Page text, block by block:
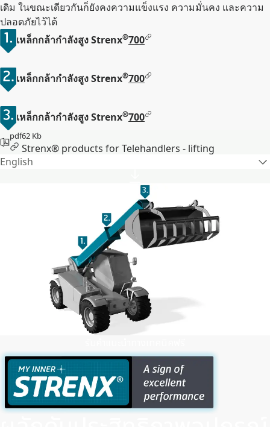
เดิม ในขณะเดียวกันก็ยังคงความแข็งแรง ความมั่นคง และความ
ปลอดภัยไว้ได้
เหล็กกล้ากำลังสูง Strenx®700
เหล็กกล้ากำลังสูง Strenx®700
เหล็กกล้ากำลังสูง Strenx®700
pdf62 Kb
Strenx® products for Telehandlers - lifting
English